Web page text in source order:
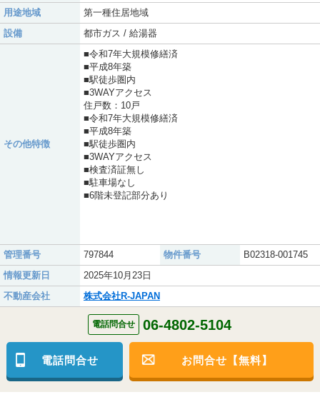
用途地域
第一種住居地域
設備
都市ガス / 給湯器
その他特徴
■令和7年大規模修繕済
■平成8年築
■駅徒歩圏内
■3WAYアクセス
住戸数：10戸
■令和7年大規模修繕済
■平成8年築
■駅徒歩圏内
■3WAYアクセス
■検査済証無し
■駐車場なし
■6階未登記部分あり
管理番号 797844 物件番号
B02318-001745
情報更新日
2025年10月23日
不動産会社
株式会社R-JAPAN
電話問合せ 06-4802-5104
電話問合せ お問合せ【無料】